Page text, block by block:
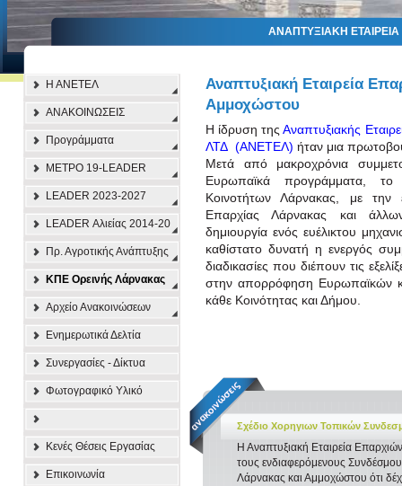
ΑΝΑΠΤΥΞΙΑΚΗ
Η ΑΝΕΤΕΛ
ΑΝΑΚΟΙΝΩΣΕΙΣ
Προγράμματα
ΜΕΤΡΟ 19-LEADER
LEADER 2023-2027
LEADER Αλιείας 2014-20
Πρ. Αγροτικής Ανάπτυξης
ΚΠΕ Ορεινής Λάρνακας
Αρχείο Ανακοινώσεων
Ενημερωτικά Δελτία
Συνεργασίες - Δίκτυα
Φωτογραφικό Υλικό
Κενές Θέσεις Εργασίας
Επικοινωνία
Αναπτυξιακή Εταιρεία
Αμμοχώστου
Η ίδρυση τηςΑναπτυξιακής
ΛΤΔ (ΑΝΕΤΕΛ) ήταν μια
Μετά από μακροχρόνια
Ευρωπαϊκά προγράμματα, το
Κοινοτήτων Λάρνακας, με
Επαρχίας Λάρνακας και
δημιουργία ενός ευέλικτου
καθίστατο δυνατή η ενεργός
διαδικασίες που διέπουν τις
στην απορρόφηση Ευρωπαϊκών
κάθε Κοινότητας και Δήμου.
Σχέδιο Χορηγιων Τοπικών
Η Αναπτυξιακή Εταιρεία
τους ενδιαφερόμενους
Λάρνακας και Αμμοχώστου ότι